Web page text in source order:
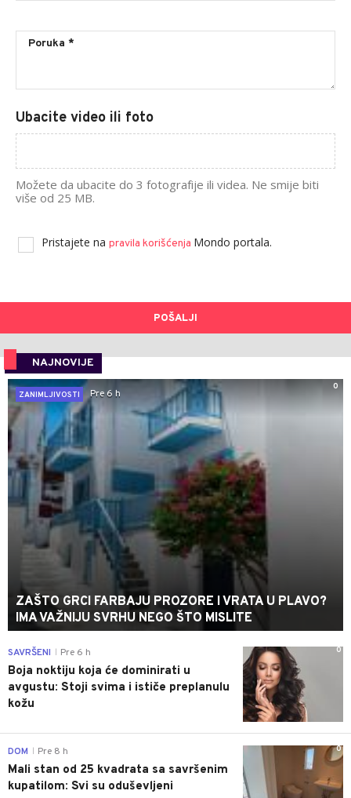
Ubacite video ili foto
Možete da ubacite do 3 fotografije ili videa. Ne smije biti
više od 25 MB.
Pristajete na pravila korišćenja Mondo portala.
POŠALJI
NAJNOVIJE
0
ZANIMLJIVOSTI
Pre 6 h
ZAŠTO GRCI FARBAJU PROZORE I VRATA U PLAVO?
IMA VAŽNIJU SVRHU NEGO ŠTO MISLITE
0
SAVRŠENI Pre 6 h
Boja noktiju koja će dominirati u
avgustu: Stoji svima i ističe preplanulu
kožu
0
DOM Pre 8 h
Mali stan od 25 kvadrata sa savršenim
kupatilom: Svi su oduševljeni